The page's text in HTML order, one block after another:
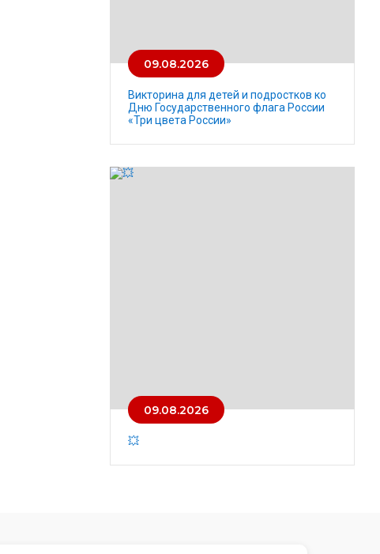
09.08.2026
Викторина для детей и подростков ко
Дню Государственного флага России
«Три цвета России»
09.08.2026
💥